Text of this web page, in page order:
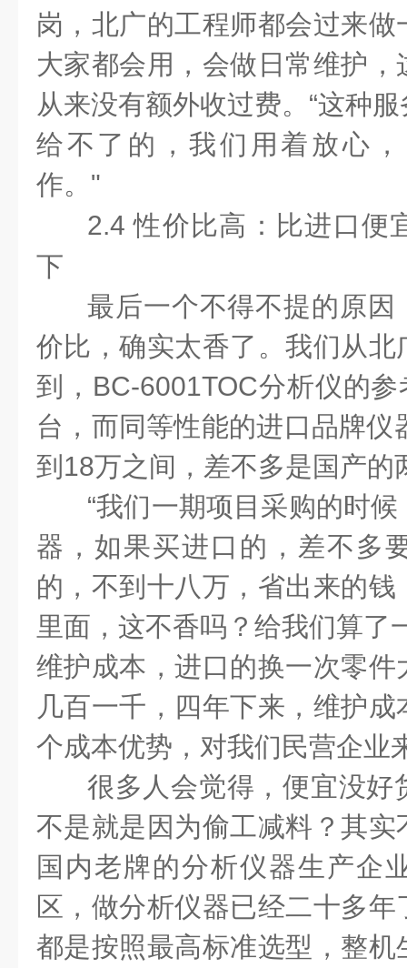
岗，北广的工程师都会过来
大家都会用，会做日常维护
从来没有额外收过费。“这种
给不了的，我们用着放心
作。"
2.4 性价比高：比进口便
下
最后一个不得不提的原因
价比，确实太香了。我们从
到，BC-6001TOC分析仪的
台，而同等性能的进口品牌仪
到18万之间，差不多是国产的
“我们一期项目采购的时
器，如果买进口的，差不多
的，不到十八万，省出来的
里面，这不香吗？给我们算了
维护成本，进口的换一次零
几百一千，四年下来，维护
个成本优势，对我们民营企业
很多人会觉得，便宜没好
不是就是因为偷工减料？其
国内老牌的分析仪器生产企
区，做分析仪器已经二十多
都是按照最高标准选型，整